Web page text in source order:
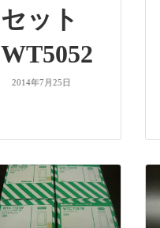
セット
WT5052
2014年7月25日